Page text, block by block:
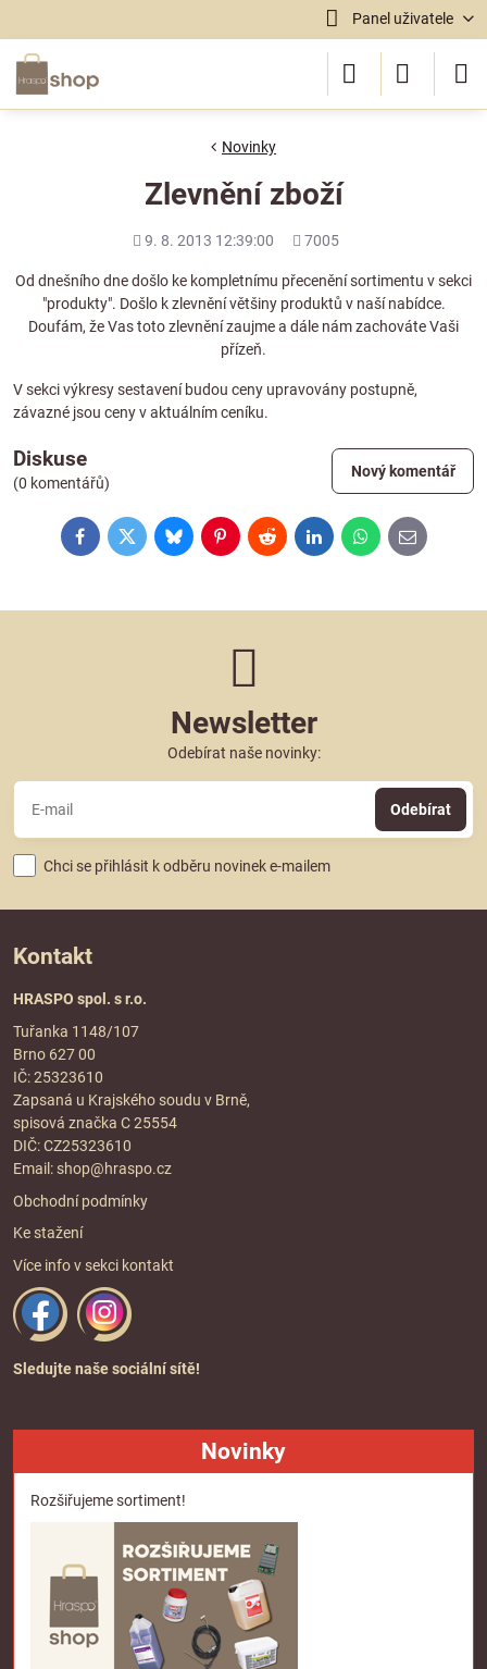
Panel uživatele
Novinky
Zlevnění zboží
Přidáno
9. 8. 2013 12:39:00
Počet
7005
Od dnešního dne došlo ke kompletnímu přecenění sortimentu v sekci
"produkty". Došlo k zlevnění většiny produktů v naší nabídce.
Doufám, že Vas toto zlevnění zaujme a dále nám zachováte Vaši
přízeň.
V sekci výkresy sestavení budou ceny upravovány postupně,
závazné jsou ceny v aktuálním ceníku.
Diskuse
(0 komentářů)
Nový komentář
FacebookTwitterBlueskyPinterestRedditLinkedInWhatsApp
E-
mail
Newsletter
Odebírat naše novinky:
Odebírat
Chci se přihlásit k odběru novinek e-mailem
Kontakt
HRASPO spol. s r.o.
Tuřanka 1148/107
Brno 627 00
IČ: 25323610
Zapsaná u Krajského soudu v Brně,
spisová značka C 25554
DIČ: CZ25323610
Email: shop@hraspo.cz
Obchodní podmínky
Ke stažení
Více info v sekci kontakt
Sledujte naše sociální sítě!
Novinky
Rozšiřujeme sortiment!